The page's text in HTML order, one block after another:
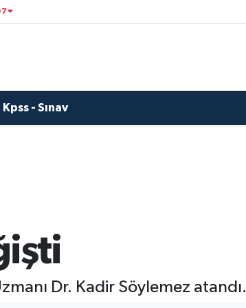
Kpss - Sınav
Dr. Kadir Söylemez atandı.